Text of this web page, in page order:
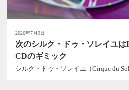
2026年7月9日
次のシルク・ドゥ・ソレイユ
CDのギミック
シルク・ドゥ・ソレイユ（Cirque du